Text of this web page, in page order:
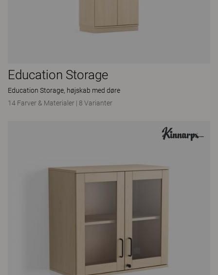
Education Storage
Education Storage, højskab med døre
14 Farver & Materialer | 8 Varianter